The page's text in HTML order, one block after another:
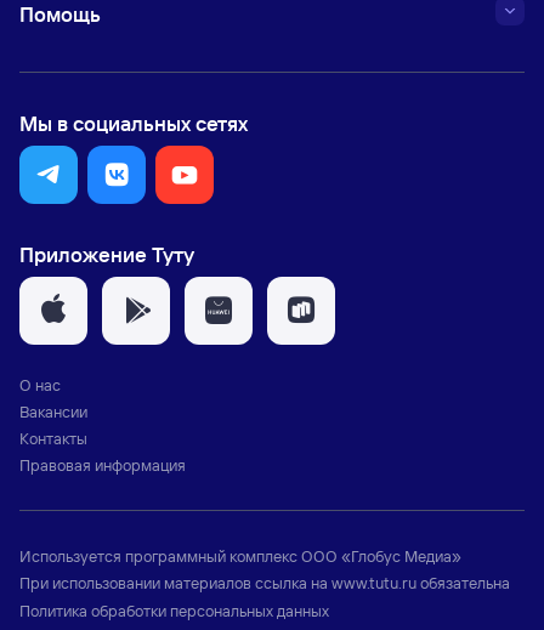
Помощь
Мы в социальных сетях
Приложение Туту
О нас
Вакансии
Контакты
Правовая информация
Используется программный комплексООО «Глобус Медиа»
При использовании материалов ссылка на www.tutu.ruобязательна
Политика обработки персональных данных